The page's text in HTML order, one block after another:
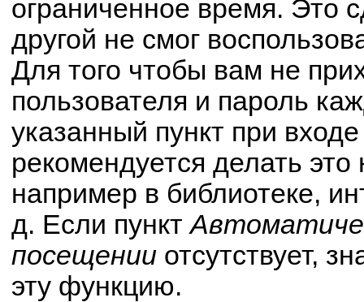
ограниченное время. Это
другой не смог
Для того чтобы вам не
пользователя и пароль
указанный пункт при
рекомендуется делать
например в библиотеке,
д. Если пункт
посещении отсутствует,
эту функцию.